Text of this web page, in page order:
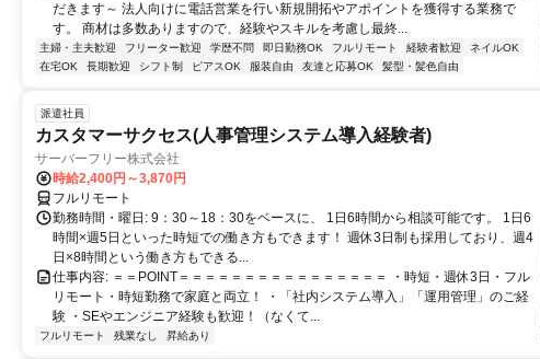
だきます～ 法人向けに電話営業を行い新規開拓やアポイントを獲得する業務で
す。 商材は多数ありますので、経験やスキルを考慮し最終...
主婦・主夫歓迎 フリーター歓迎 学歴不問 即日勤務OK フルリモート 経験者歓迎
ネイルOK
在宅OK
長期歓迎 シフト制 ピアスOK 服装自由 友達と応募OK 髪型・髪色自由
派遣社員
カスタマーサクセス(人事管理システム導入経験者)
サーバーフリー株式会社
時給2,400円～3,870円
フルリモート
勤務時間・曜日: 9：30～18：30をベースに、 1日6時間から相談可能です。 1日6
時間×週5日といった時短での働き方もできます！ 週休3日制も採用しており、週4
日×8時間という働き方もできる...
仕事内容: ＝＝POINT＝＝＝＝＝＝＝＝＝＝＝＝＝＝＝＝ ・時短・週休3日・フル
リモート・時短勤務で家庭と両立！ ・「社内システム導入」「運用管理」のご経
験 ・SEやエンジニア経験も歓迎！（なくて...
フルリモート 残業なし 昇給あり